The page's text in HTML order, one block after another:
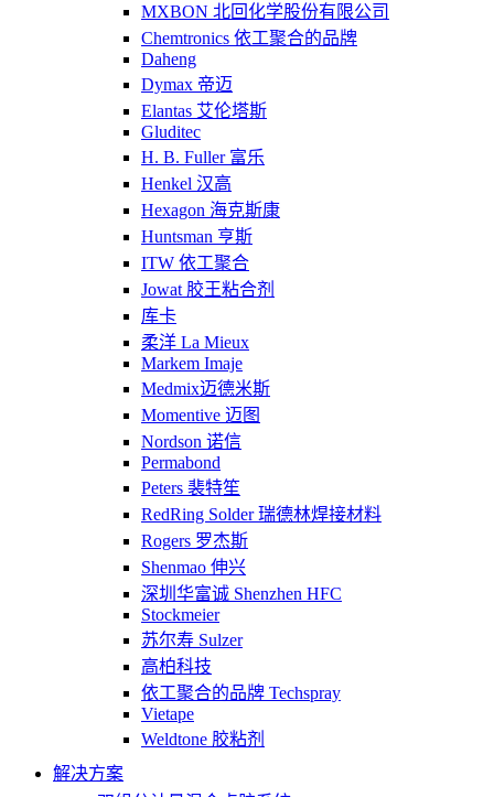
MXBON 北回化学股份有限公司
Chemtronics 依工聚合的品牌
Daheng
Dymax 帝迈
Elantas 艾伦塔斯
Gluditec
H. B. Fuller 富乐
Henkel 汉高
Hexagon 海克斯康
Huntsman 亨斯
ITW 依工聚合
Jowat 胶王粘合剂
库卡
柔洋 La Mieux
Markem Imaje
Medmix迈德米斯
Momentive 迈图
Nordson 诺信
Permabond
Peters 裴特笙
RedRing Solder 瑞德林焊接材料
Rogers 罗杰斯
Shenmao 伸兴
深圳华富诚 Shenzhen HFC
Stockmeier
苏尔寿 Sulzer
高柏科技
依工聚合的品牌 Techspray
Vietape
Weldtone 胶粘剂
解决方案